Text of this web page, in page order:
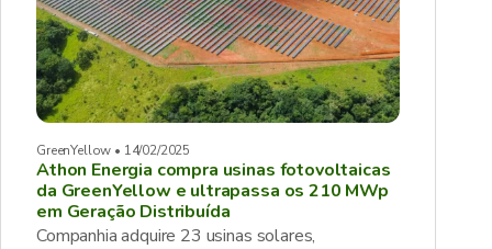
GreenYellow • 14/02/2025
Athon Energia compra usinas fotovoltaicas
da GreenYellow e ultrapassa os 210 MWp
em Geração Distribuída
Companhia adquire 23 usinas solares,